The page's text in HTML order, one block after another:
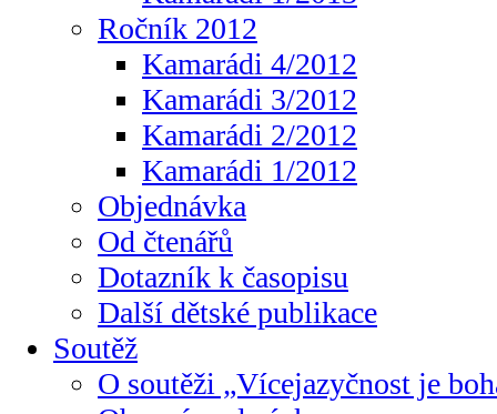
Ročník 2012
Kamarádi 4/2012
Kamarádi 3/2012
Kamarádi 2/2012
Kamarádi 1/2012
Objednávka
Od čtenářů
Dotazník k časopisu
Další dětské publikace
Soutěž
O soutěži „Vícejazyčnost je